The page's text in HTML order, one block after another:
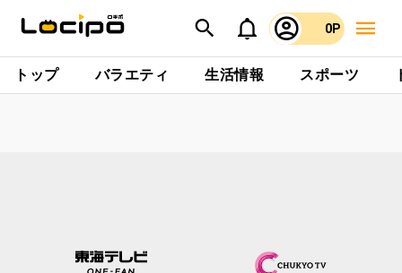
0P
トップ バラエティ 生活情報 スポーツ